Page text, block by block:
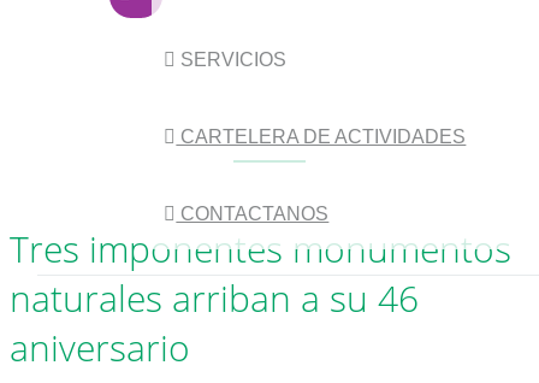
SERVICIOS
CARTELERA DE ACTIVIDADES
CONTACTANOS
Tres imponentes monumentos
naturales arriban a su 46
aniversario